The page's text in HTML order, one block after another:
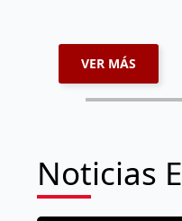
VER MÁS
Noticias